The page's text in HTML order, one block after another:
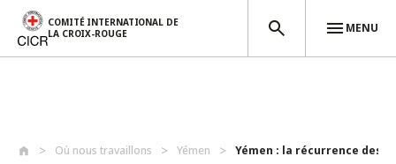
COMITÉ INTERNATIONAL DE
LA CROIX-ROUGE
MENU
Où nous travaillons Yémen Yémen : la récurrence des